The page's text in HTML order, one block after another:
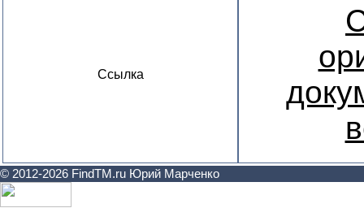
Ссылка
© 2012-2026 FindTM.ru Юрий Марченко